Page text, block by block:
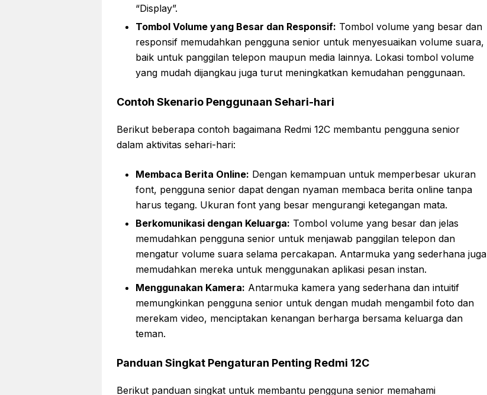
“Display”.
Tombol Volume yang Besar dan Responsif: Tombol volume yang besar dan
responsif memudahkan pengguna senior untuk menyesuaikan volume suara,
baik untuk panggilan telepon maupun media lainnya. Lokasi tombol volume
yang mudah dijangkau juga turut meningkatkan kemudahan penggunaan.
Contoh Skenario Penggunaan Sehari-hari
Berikut beberapa contoh bagaimana Redmi 12C membantu pengguna senior
dalam aktivitas sehari-hari:
Membaca Berita Online: Dengan kemampuan untuk memperbesar ukuran
font, pengguna senior dapat dengan nyaman membaca berita online tanpa
harus tegang. Ukuran font yang besar mengurangi ketegangan mata.
Berkomunikasi dengan Keluarga: Tombol volume yang besar dan jelas
memudahkan pengguna senior untuk menjawab panggilan telepon dan
mengatur volume suara selama percakapan. Antarmuka yang sederhana juga
memudahkan mereka untuk menggunakan aplikasi pesan instan.
Menggunakan Kamera: Antarmuka kamera yang sederhana dan intuitif
memungkinkan pengguna senior untuk dengan mudah mengambil foto dan
merekam video, menciptakan kenangan berharga bersama keluarga dan
teman.
Panduan Singkat Pengaturan Penting Redmi 12C
Berikut panduan singkat untuk membantu pengguna senior memahami